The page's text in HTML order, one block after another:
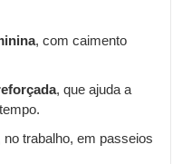
, com caimento
, que ajuda a
trabalho, em passeios